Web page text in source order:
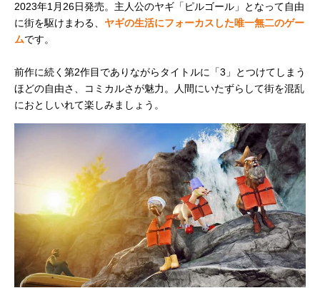
2023年1月26日発売。主人公のヤギ「ピルゴール」となって自由
に街を駆けまわる、 ヤギの生活にフォーカスした唯一無二のゲー
ムです。
前作に続く第2作目でありながらタイトルに「3」とつけてしまう
ほどの自由さ、コミカルさが魅力。人間にいたずらして街を混乱
におとしいれて楽しみましょう。